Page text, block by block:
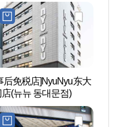
后免税店]NyuNyu东大
店(뉴뉴 동대문점)